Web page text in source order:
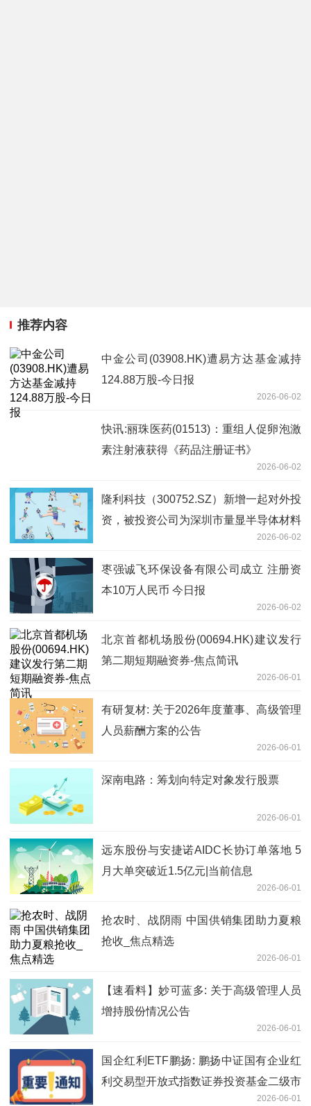
推荐内容
中金公司(03908.HK)遭易方达基金减持
124.88万股-今日报
2026-06-02
快讯:丽珠医药(01513)：重组人促卵泡激
素注射液获得《药品注册证书》
2026-06-02
隆利科技（300752.SZ）新增一起对外投
资，被投资公司为深圳市量显半导体材料
2026-06-02
枣强诚飞环保设备有限公司成立 注册资
本10万人民币 今日报
2026-06-02
北京首都机场股份(00694.HK)建议发行
第二期短期融资券-焦点简讯
2026-06-01
有研复材: 关于2026年度董事、高级管理
人员薪酬方案的公告
2026-06-01
深南电路：筹划向特定对象发行股票
2026-06-01
远东股份与安捷诺AIDC长协订单落地 5
月大单突破近1.5亿元|当前信息
2026-06-01
抢农时、战阴雨 中国供销集团助力夏粮
抢收_焦点精选
2026-06-01
【速看料】妙可蓝多: 关于高级管理人员
增持股份情况公告
2026-06-01
国企红利ETF鹏扬: 鹏扬中证国有企业红
利交易型开放式指数证券投资基金二级市
场交易价格溢价风险提示公告 最新快讯
2026-06-01